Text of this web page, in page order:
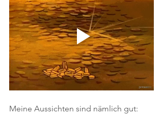
Meine Aussichten sind nämlich gut: